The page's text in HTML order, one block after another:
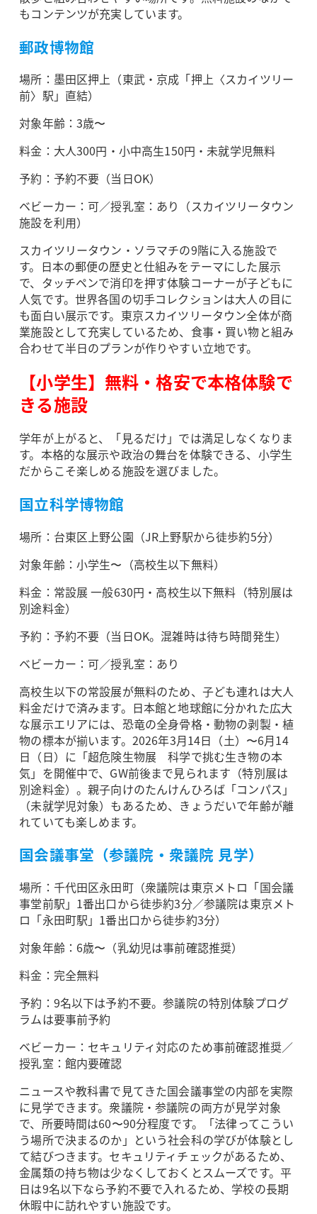
もコンテンツが充実しています。
郵政博物館
場所：墨田区押上（東武・京成「押上〈スカイツリー
前〉駅」直結）
対象年齢：3歳〜
料金：大人300円・小中高生150円・未就学児無料
予約：予約不要（当日OK）
ベビーカー：可／授乳室：あり（スカイツリータウン
施設を利用）
スカイツリータウン・ソラマチの9階に入る施設で
す。日本の郵便の歴史と仕組みをテーマにした展示
で、タッチペンで消印を押す体験コーナーが子どもに
人気です。世界各国の切手コレクションは大人の目に
も面白い展示です。東京スカイツリータウン全体が商
業施設として充実しているため、食事・買い物と組み
合わせて半日のプランが作りやすい立地です。
【小学生】無料・格安で本格体験で
きる施設
学年が上がると、「見るだけ」では満足しなくなりま
す。本格的な展示や政治の舞台を体験できる、小学生
だからこそ楽しめる施設を選びました。
国立科学博物館
場所：台東区上野公園（JR上野駅から徒歩約5分）
対象年齢：小学生〜（高校生以下無料）
料金：常設展 一般630円・高校生以下無料（特別展は
別途料金）
予約：予約不要（当日OK。混雑時は待ち時間発生）
ベビーカー：可／授乳室：あり
高校生以下の常設展が無料のため、子ども連れは大人
料金だけで済みます。日本館と地球館に分かれた広大
な展示エリアには、恐竜の全身骨格・動物の剥製・植
物の標本が揃います。2026年3月14日（土）〜6月14
日（日）に「超危険生物展 科学で挑む生き物の本
気」を開催中で、GW前後まで見られます（特別展は
別途料金）。親子向けのたんけんひろば「コンパス」
（未就学児対象）もあるため、きょうだいで年齢が離
れていても楽しめます。
国会議事堂（参議院・衆議院 見学）
場所：千代田区永田町（衆議院は東京メトロ「国会議
事堂前駅」1番出口から徒歩約3分／参議院は東京メト
ロ「永田町駅」1番出口から徒歩約3分）
対象年齢：6歳〜（乳幼児は事前確認推奨）
料金：完全無料
予約：9名以下は予約不要。参議院の特別体験プログ
ラムは要事前予約
ベビーカー：セキュリティ対応のため事前確認推奨／
授乳室：館内要確認
ニュースや教科書で見てきた国会議事堂の内部を実際
に見学できます。衆議院・参議院の両方が見学対象
で、所要時間は60〜90分程度です。「法律ってこうい
う場所で決まるのか」という社会科の学びが体験とし
て結びつきます。セキュリティチェックがあるため、
金属類の持ち物は少なくしておくとスムーズです。平
日は9名以下なら予約不要で入れるため、学校の長期
休暇中に訪れやすい施設です。